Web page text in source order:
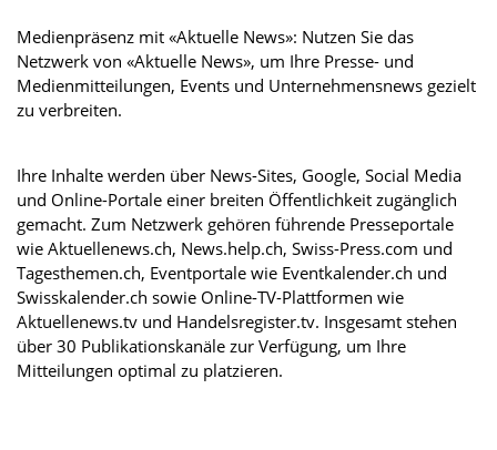
Medienpräsenz mit «Aktuelle News»: Nutzen Sie das
Netzwerk von «Aktuelle News», um Ihre Presse- und
Medienmitteilungen, Events und Unternehmensnews gezielt
zu verbreiten.
Ihre Inhalte werden über News-Sites, Google, Social Media
und Online-Portale einer breiten Öffentlichkeit zugänglich
gemacht. Zum Netzwerk gehören führende Presseportale
wie Aktuellenews.ch, News.help.ch, Swiss-Press.com und
Tagesthemen.ch, Eventportale wie Eventkalender.ch und
Swisskalender.ch sowie Online-TV-Plattformen wie
Aktuellenews.tv und Handelsregister.tv. Insgesamt stehen
über 30 Publikationskanäle zur Verfügung, um Ihre
Mitteilungen optimal zu platzieren.